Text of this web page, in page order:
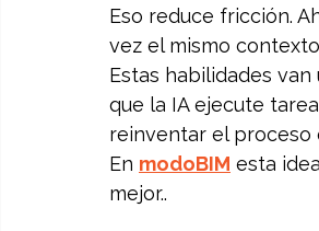
Eso reduce fricción.
vez el mismo
Estas habilidades
que la IA ejecute
reinventar el proceso
En modoBIM esta
mejor..